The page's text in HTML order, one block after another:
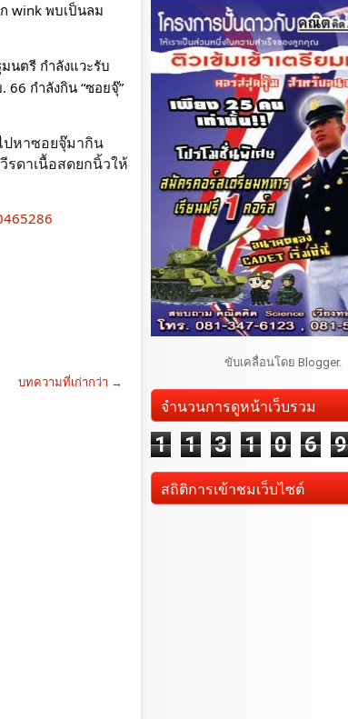
wink พบเป็นลม
นตรี กำลังแวะรับ
กำลังกิน “ซอยจุ๊”
ปหาซอยจุ๊มากิน
ดาเนื้อสดยกนิ้วให้
บทความที่เก่ากว่า →
ขับเคลื่อนโดย Blogger.
จำนวนการดูหน้าเว็บรวม
1 1 3 1 0 6 9
สถิติการเข้าชมเว็บไซต์